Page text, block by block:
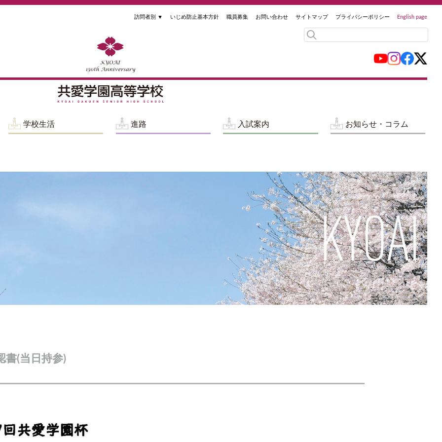
訪問者別 ▼ いじめ防止基本方針 職員募集 お問い合わせ サイトマップ プライバシーポリシー English page
学校生活 進路 入試案内 お知らせ・コラム
書(当日持参)